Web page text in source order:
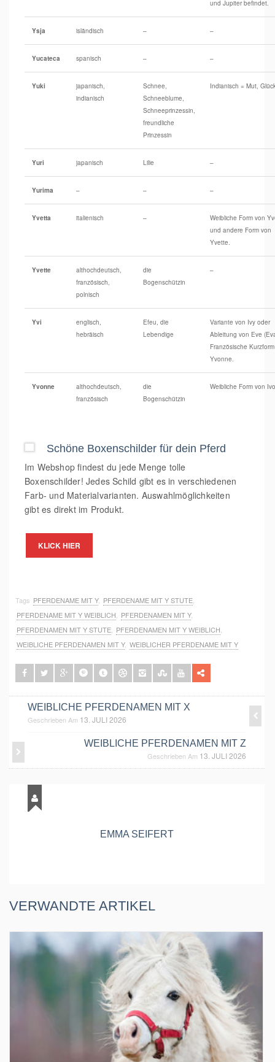
und Jupiter befindet.
Ysja isländisch – –
Yucateca spanisch – –
Yuki
japanisch,
indianisch
Schnee,
Schneeblume,
Schneeprinzessin,
freundliche
Prinzessin
Indianisch = Mut,
Yuri japanisch Lilie –
Yurima – – –
Yvetta italienisch –
Weibliche Form von
und andere Form von
Yvette.
Yvette
althochdeutsch,
französisch,
polnisch
die
Bogenschützin
–
Yvi
englisch,
hebräisch
Efeu, die
Lebendige
Variante von Ivy oder
Ableitung von Eve
Französische
Yvonne.
Yvonne
althochdeutsch,
französisch
die
Bogenschützin
Weibliche Form von
Schöne Boxenschilder für dein Pferd
Im Webshop findest du jede Menge tolle
Boxenschilder! Jedes Schild gibt es in verschiedenen
Farb- und Materialvarianten. Auswahlmöglichkeiten
gibt es direkt im Produkt.
KLICK HIER
Tags PFERDENAME MIT Y, PFERDENAME MIT Y STUTE
PFERDENAME MIT Y WEIBLICH
PFERDENAMEN MIT Y,
PFERDENAMEN MIT Y STUTE PFERDENAMEN MIT Y WEIBLICH
WEIBLICHE PFERDENAMEN MIT Y, WEIBLICHER PFERDENAME MIT Y
WEIBLICHE PFERDENAMEN MIT X
Geschrieben Am 13. JULI 2026
WEIBLICHE PFERDENAMEN MIT Z
Geschrieben Am 13. JULI 2026
EMMA SEIFERT
VERWANDTE ARTIKEL